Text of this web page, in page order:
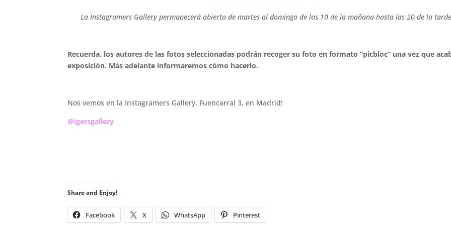
La Instagramers Gallery permanecerá abierta de martes al domingo de las 10 de la mañana hasta las 20 de la
Recuerda, los autores de las fotos seleccionadas podrán recoger su foto en formato “picbloc” una vez que
exposición. Más adelante informaremos cómo hacerlo.
Nos vemos en la Instagramers Gallery, Fuencarral 3, en Madrid!
@igersgallery
Share and Enjoy!
Facebook X WhatsApp Pinterest